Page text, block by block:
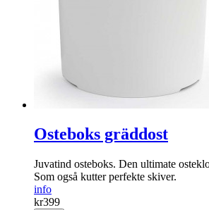
Osteboks gräddost
Juvatind osteboks. Den ultimate
Som også kutter perfekte skiver.
info
kr399